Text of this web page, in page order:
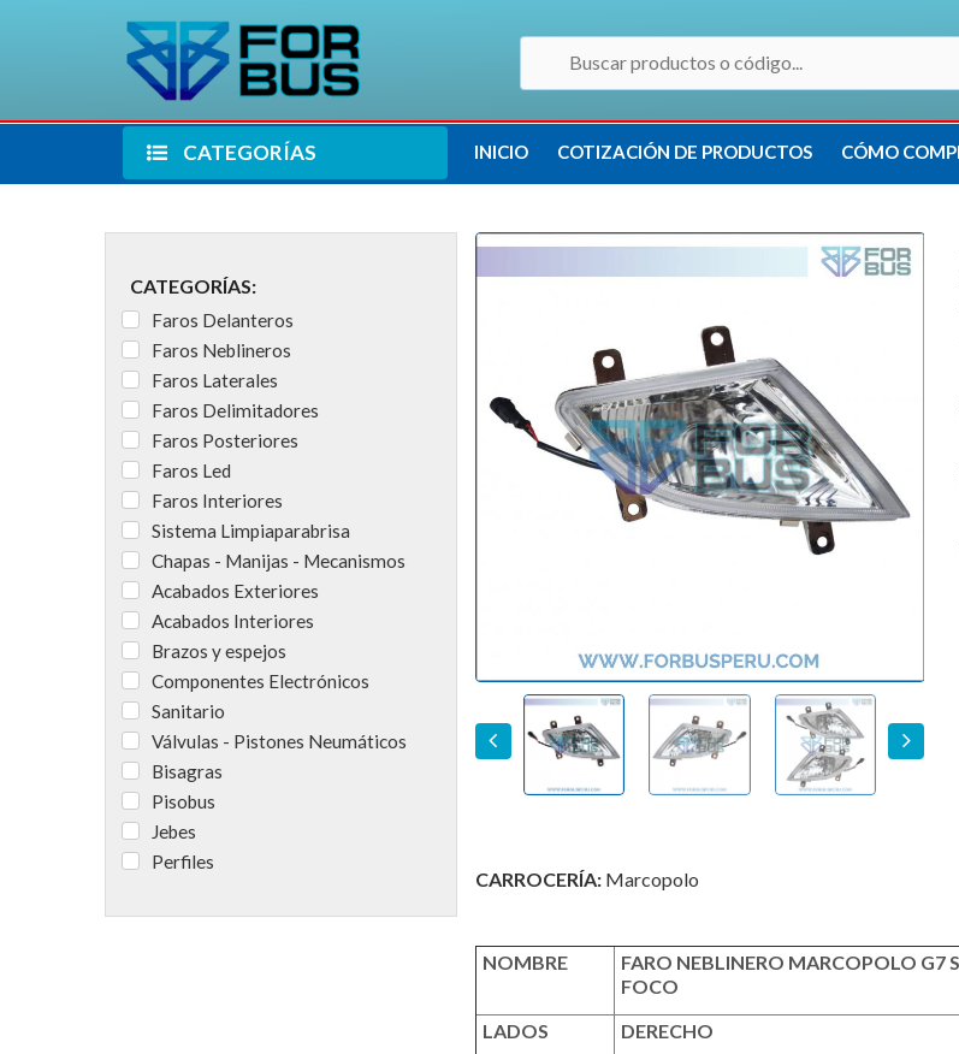
CATEGORÍAS INICIO COTIZACIÓN DE PRODUCTOS CÓMO
CATEGORÍAS:
Faros Delanteros
Faros Neblineros
Faros Laterales
Faros Delimitadores
Faros Posteriores
Faros Led
Faros Interiores
Sistema Limpiaparabrisa
Chapas - Manijas - Mecanismos
Acabados Exteriores
Acabados Interiores
Brazos y espejos
Componentes Electrónicos
Sanitario
Válvulas - Pistones Neumáticos
Bisagras
Pisobus
Jebes
Perfiles
CARROCERÍA: Marcopolo
NOMBRE
FARO NEBLINERO MARCOPOLO G7
FOCO
LADOS
DERECHO